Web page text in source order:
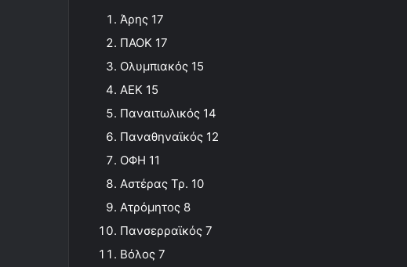
Άρης 17
ΠΑΟΚ 17
Ολυμπιακός 15
ΑΕΚ 15
Παναιτωλικός 14
Παναθηναϊκός 12
ΟΦΗ 11
Αστέρας Τρ. 10
Ατρόμητος 8
Πανσερραϊκός 7
Βόλος 7